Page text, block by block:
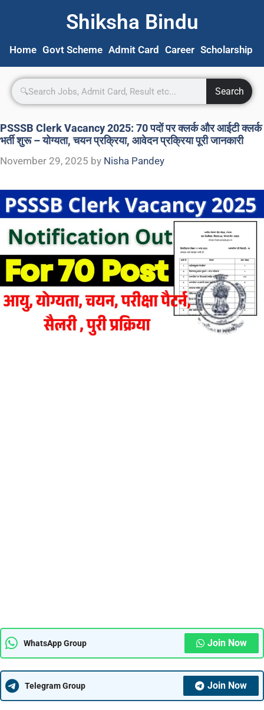
Shiksha Bindu
Home Govt Scheme Admit Card Career Scholarship
Search
PSSSB Clerk Vacancy 2025: 70 पदों पर क्लर्क और आईटी क्लर्क
भर्ती शुरू – योग्यता, चयन प्रक्रिया, आवेदन प्रक्रिया पूरी जानकारी
November 29, 2025 by Nisha Pandey
WhatsApp Group Join Now
Telegram Group Join Now